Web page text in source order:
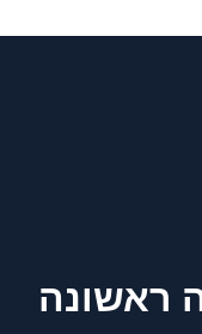
ראשונה